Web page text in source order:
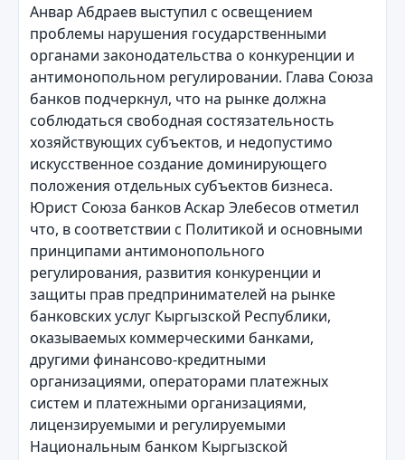
Анвар Абдраев выступил с освещением
проблемы нарушения государственными
органами законодательства о конкуренции и
антимонопольном регулировании. Глава Союза
банков подчеркнул, что на рынке должна
соблюдаться свободная состязательность
хозяйствующих субъектов, и недопустимо
искусственное создание доминирующего
положения отдельных субъектов бизнеса.
Юрист Союза банков Аскар Элебесов отметил
что, в соответствии с Политикой и основными
принципами антимонопольного
регулирования, развития конкуренции и
защиты прав предпринимателей на рынке
банковских услуг Кыргызской Республики,
оказываемых коммерческими банками,
другими финансово-кредитными
организациями, операторами платежных
систем и платежными организациями,
лицензируемыми и регулируемыми
Национальным банком Кыргызской